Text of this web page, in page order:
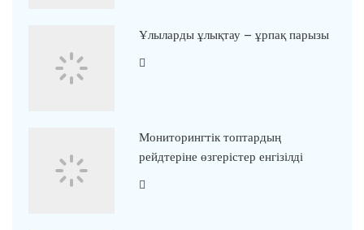
Ұлыларды ұлықтау – ұрпақ парызы
Мониторингтік топтардың
рейдтеріне өзгерістер енгізілді